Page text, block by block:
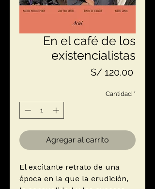
En el café de los
existencialistas
S/ 120.00Precio
Cantidad *
Agregar al carrito
El excitante retrato de una
época en la que la erudición,